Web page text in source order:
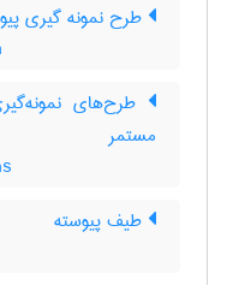
طرح نمونه گیری
طرح‌های
مستمر
طیف پیوسته